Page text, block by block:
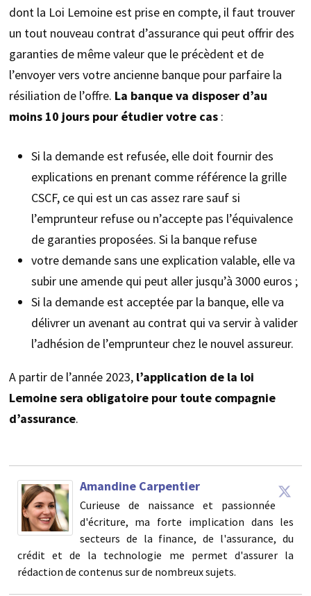
dont la Loi Lemoine est prise en compte, il faut trouver
un tout nouveau contrat d’assurance qui peut offrir des
garanties de même valeur que le précèdent et de
l’envoyer vers votre ancienne banque pour parfaire la
résiliation de l’offre. La banque va disposer d’au
moins 10 jours pour étudier votre cas:
Si la demande est refusée, elle doit fournir des
explications en prenant comme référence la grille
CSCF, ce qui est un cas assez rare sauf si
l’emprunteur refuse ou n’accepte pas l’équivalence
de garanties proposées. Si la banque refuse
votre demande sans une explication valable, elle va
subir une amende qui peut aller jusqu’à 3000 euros ;
Si la demande est acceptée par la banque, elle va
délivrer un avenant au contrat qui va servir à valider
l’adhésion de l’emprunteur chez le nouvel assureur.
A partir de l’année 2023,l’application de la loi
Lemoine sera obligatoire pour toute compagnie
d’assurance.
Amandine Carpentier
Curieuse de naissance et passionnée
d'écriture, ma forte implication dans les
secteurs de la finance, de l'assurance, du
crédit et de la technologie me permet d'assurer la
rédaction de contenus sur de nombreux sujets.